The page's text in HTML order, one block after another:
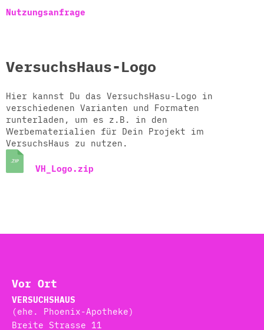
Nutzungsanfrage
VersuchsHaus-Logo
Hier kannst Du das VersuchsHasu-Logo in
verschiedenen Varianten und Formaten
runterladen, um es z.B. in den
Werbematerialien für Dein Projekt im
VersuchsHaus zu nutzen.
VH_Logo.zip
Vor Ort
VERSUCHSHAUS
(ehe. Phoenix-Apotheke)
Breite Strasse 11